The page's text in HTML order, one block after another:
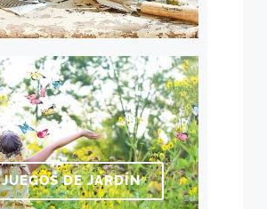
JUEGOS DE JARDÍN